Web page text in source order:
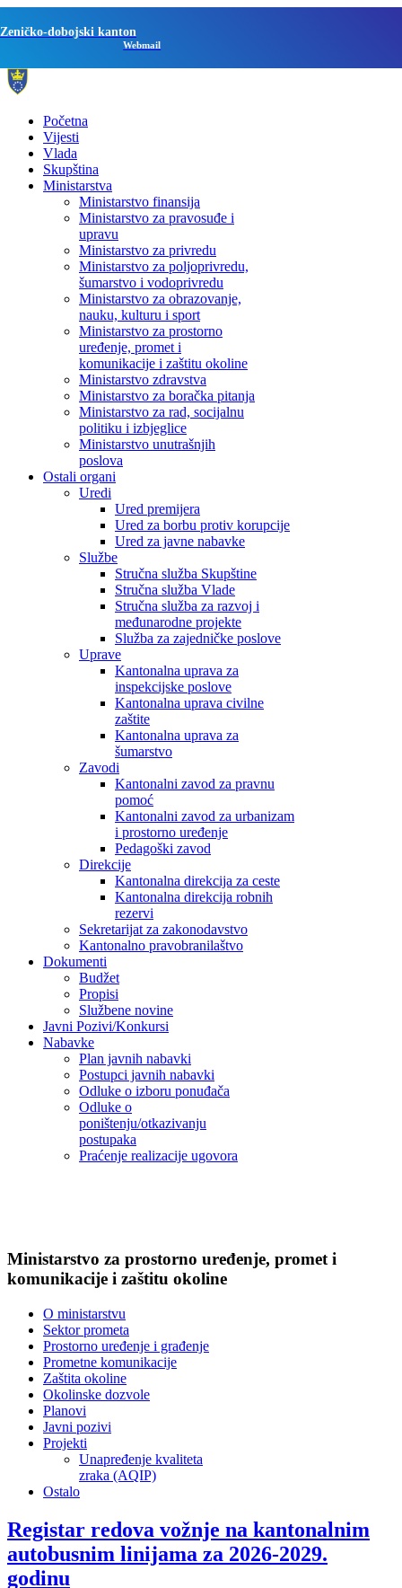
Zeničko-dobojski kanton
Webmail
Početna
Vijesti
Vlada
Skupština
Ministarstva
Ministarstvo finansija
Ministarstvo za pravosuđe i
upravu
Ministarstvo za privredu
Ministarstvo za poljoprivredu,
šumarstvo i vodoprivredu
Ministarstvo za obrazovanje,
nauku, kulturu i sport
Ministarstvo za prostorno
uređenje, promet i
komunikacije i zaštitu okoline
Ministarstvo zdravstva
Ministarstvo za boračka pitanja
Ministarstvo za rad, socijalnu
politiku i izbjeglice
Ministarstvo unutrašnjih
poslova
Ostali organi
Uredi
Ured premijera
Ured za borbu protiv korupcije
Ured za javne nabavke
Službe
Stručna služba Skupštine
Stručna služba Vlade
Stručna služba za razvoj i
međunarodne projekte
Služba za zajedničke poslove
Uprave
Kantonalna uprava za
inspekcijske poslove
Kantonalna uprava civilne
zaštite
Kantonalna uprava za
šumarstvo
Zavodi
Kantonalni zavod za pravnu
pomoć
Kantonalni zavod za urbanizam
i prostorno uređenje
Pedagoški zavod
Direkcije
Kantonalna direkcija za ceste
Kantonalna direkcija robnih
rezervi
Sekretarijat za zakonodavstvo
Kantonalno pravobranilaštvo
Dokumenti
Budžet
Propisi
Službene novine
Javni Pozivi/Konkursi
Nabavke
Plan javnih nabavki
Postupci javnih nabavki
Odluke o izboru ponuđača
Odluke o
poništenju/otkazivanju
postupaka
Praćenje realizacije ugovora
Ministarstvo za prostorno uređenje, promet i
komunikacije i zaštitu okoline
O ministarstvu
Sektor prometa
Prostorno uređenje i građenje
Prometne komunikacije
Zaštita okoline
Okolinske dozvole
Planovi
Javni pozivi
Projekti
Unapređenje kvaliteta
zraka (AQIP)
Ostalo
Registar redova vožnje na kantonalnim
autobusnim linijama za 2026-2029.
godinu